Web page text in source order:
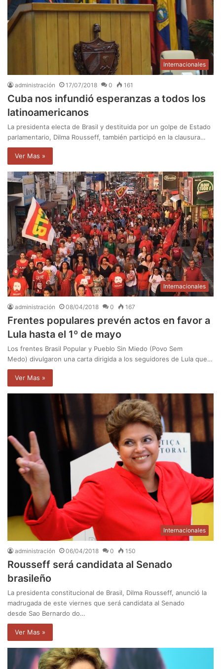
Internacionales
administración 17/07/2018 0 161
Cuba nos infundió esperanzas a todos los
latinoamericanos
La presidenta electa de Brasil y destituida por un golpe de Estado
parlamentario, Dilma Rousseff, también participó en la clausura…
Ver Mas »
Internacionales
administración 08/04/2018 0 167
Frentes populares prevén actos en favor a
Lula hasta el 1º de mayo
Los frentes Brasil Popular y Pueblo Sin Miedo (Povo Sem
Medo) divulgaron una carta dirigida a los seguidores de Lula que…
Ver Mas »
Internacionales
administración 06/04/2018 0 150
Rousseff será candidata al Senado
brasileño
La presidenta constitucional de Brasil, Dilma Rousseff, anunció la
madrugada de este viernes que será candidata al Senado
desde Sao Bernardo do…
Ver Mas »